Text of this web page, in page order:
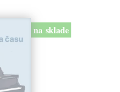
na sklade